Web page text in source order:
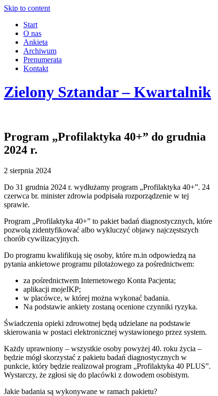
Skip to content
Start
O nas
Ankieta
Archiwum
Prenumerata
Kontakt
Zielony Sztandar – Kwartalnik
Program „Profilaktyka 40+” do grudnia
2024 r.
2 sierpnia 2024
Do 31 grudnia 2024 r. wydłużamy program „Profilaktyka 40+”. 24
czerwca br. minister zdrowia podpisała rozporządzenie w tej
sprawie.
Program „Profilaktyka 40+” to pakiet badań diagnostycznych, które
pozwolą zidentyfikować albo wykluczyć objawy najczęstszych
chorób cywilizacyjnych.
Do programu kwalifikują się osoby, które m.in odpowiedzą na
pytania ankietowe programu pilotażowego za pośrednictwem:
za pośrednictwem Internetowego Konta Pacjenta;
aplikacji mojeIKP;
w placówce, w której można wykonać badania.
Na podstawie ankiety zostaną ocenione czynniki ryzyka.
Świadczenia opieki zdrowotnej będą udzielane na podstawie
skierowania w postaci elektronicznej wystawionego przez system.
Każdy uprawniony – wszystkie osoby powyżej 40. roku życia –
będzie mógł skorzystać z pakietu badań diagnostycznych w
punkcie, który będzie realizował program „Profilaktyka 40 PLUS”.
Wystarczy, że zgłosi się do placówki z dowodem osobistym.
Jakie badania są wykonywane w ramach pakietu?